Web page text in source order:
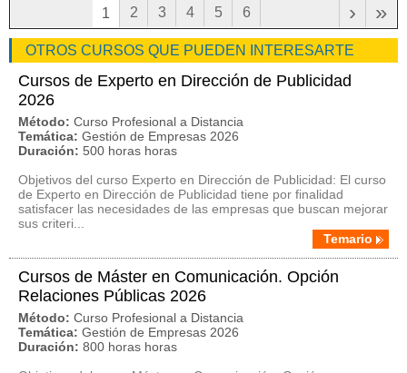
1 2 3 4 5 6 »
›
OTROS CURSOS QUE PUEDEN INTERESARTE
Cursos de Experto en Dirección de Publicidad
2026
Método: Curso Profesional a Distancia
Temática: Gestión de Empresas 2026
Duración: 500 horas horas
Objetivos del curso Experto en Dirección de Publicidad: El curso
de Experto en Dirección de Publicidad tiene por finalidad
satisfacer las necesidades de las empresas que buscan mejorar
sus criteri...
Temario
Cursos de Máster en Comunicación. Opción
Relaciones Públicas 2026
Método: Curso Profesional a Distancia
Temática: Gestión de Empresas 2026
Duración: 800 horas horas